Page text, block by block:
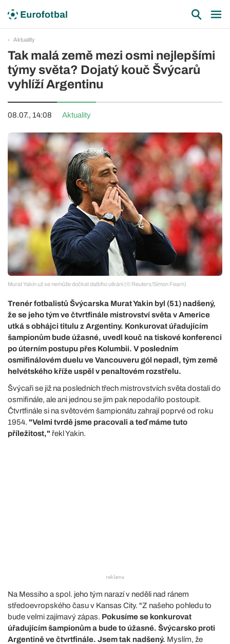
Aktuality
Tak malá země mezi osmi nejlepšími
týmy světa? Dojatý kouč Švýcarů
vyhlíží Argentinu
08.07., 14:08 Aktuality
Murat Yakin už se nemůže dočkat dalšího utkání (© Reuters/Simon Fearn)
Trenér fotbalistů Švýcarska Murat Yakin byl (51) nadšený,
že se jeho tým ve čtvrtfinále mistrovství světa v Americe
utká s obhájci titulu z Argentiny. Konkurovat úřadujícím
šampionům bude úžasné, uvedl kouč na tiskové konferenci
po úterním postupu přes Kolumbii. V posledním
osmifinálovém duelu ve Vancouveru gól nepadl, tým země
helvétského kříže uspěl v penaltovém rozstřelu.
Švýcaři se již na posledních třech mistrovstvích světa dostali do
osmifinále, ale ani jednou se jim pak nepodařilo postoupit.
Čtvrtfinále si na světovém šampionátu zahrají poprvé od roku
1954. "Velmi tvrdě jsme pracovali a teď máme tuto
příležitost," řekl Yakin.
Na Messiho a spol. jeho tým narazí v neděli nad ránem
středoevropského času v Kansas City. "Z našeho pohledu to
bude velmi zajímavý zápas. Pokusíme se konkurovat
úřadujícím šampionům a bude to úžasné. Švýcarsko proti
Argentině ve čtvrtfinále. Jsem tak nadšený. Myslím, že